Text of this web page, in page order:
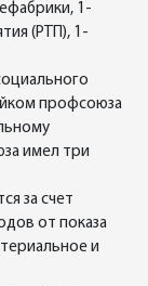
1-
(РТП), 1-
профсоюза
имел три
за счет
от показа
и